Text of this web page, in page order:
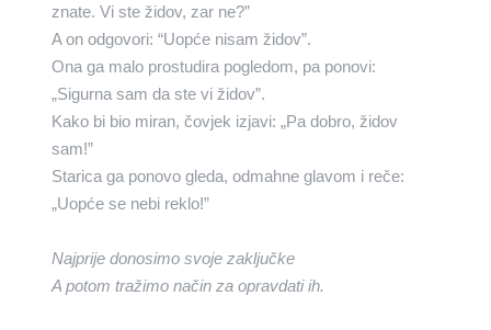
znate. Vi ste židov, zar ne?”
A on odgovori: “Uopće nisam židov”.
Ona ga malo prostudira pogledom, pa ponovi:
„Sigurna sam da ste vi židov”.
Kako bi bio miran, čovjek izjavi: „Pa dobro, židov
sam!”
Starica ga ponovo gleda, odmahne glavom i reče:
„Uopće se nebi reklo!”
Najprije donosimo svoje zaključke
A potom tražimo način za opravdati ih.